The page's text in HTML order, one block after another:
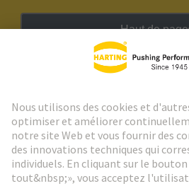
Haut de page
Aller à l'inscription